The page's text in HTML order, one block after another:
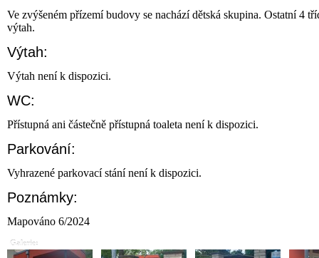
Ve zvýšeném přízemí budovy se nachází dětská skupina. Ostatní 4
výtah.
Výtah:
Výtah není k dispozici.
WC:
Přístupná ani částečně přístupná toaleta není k dispozici.
Parkování:
Vyhrazené parkovací stání není k dispozici.
Poznámky:
Mapováno 6/2024
Galerie: